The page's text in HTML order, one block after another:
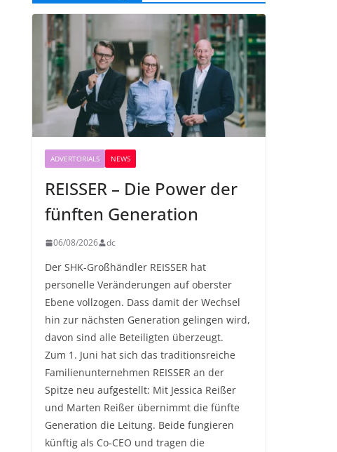
ADVERTORIALS NEWS
REISSER – Die Power der
fünften Generation
06/08/2026 dc
Der SHK-Großhändler REISSER hat
personelle Veränderungen auf oberster
Ebene vollzogen. Dass damit der Wechsel
hin zur nächsten Generation gelingen wird,
davon sind alle Beteiligten überzeugt.
Zum 1. Juni hat sich das traditionsreiche
Familienunternehmen REISSER an der
Spitze neu aufgestellt: Mit Jessica Reißer
und Marten Reißer übernimmt die fünfte
Generation die Leitung. Beide fungieren
künftig als Co-CEO und tragen die